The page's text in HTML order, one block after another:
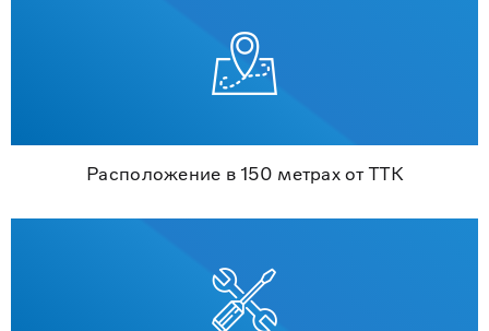
Расположение в 150 метрах от ТТК